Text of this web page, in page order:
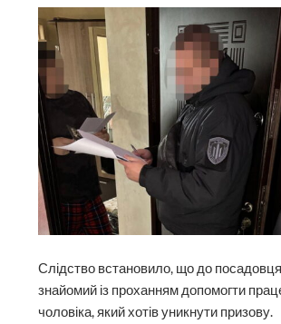
Слідство встановило, що до
знайомий із проханням допомогти
чоловіка, який хотів уникнути призову.